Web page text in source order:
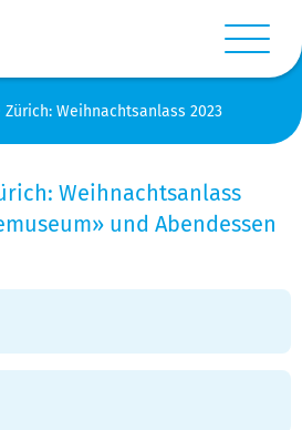
Menü
Zürich: Weihnachtsanlass 2023
Weihnachtsanlass
und Abendessen